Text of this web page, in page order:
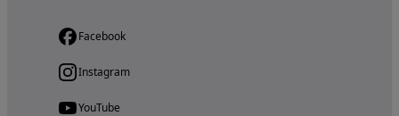
Facebook
Instagram
YouTube